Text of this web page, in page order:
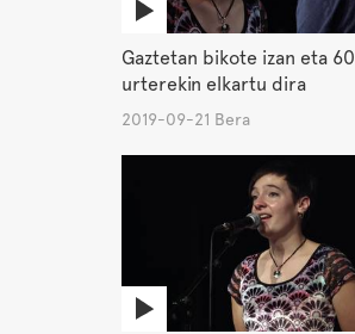
Gaztetan bikote izan eta 60
urterekin elkartu dira
2019-09-21 Bera